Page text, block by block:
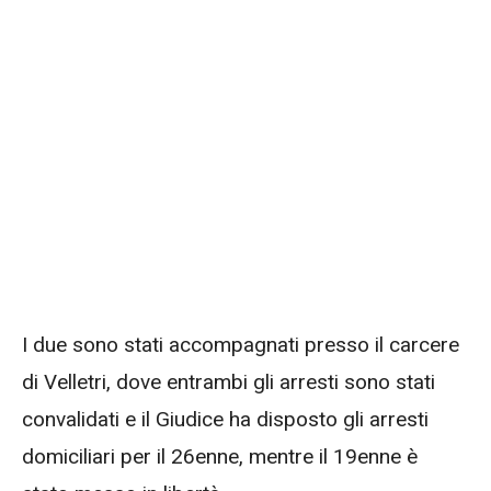
I due sono stati accompagnati presso il carcere
di Velletri, dove entrambi gli arresti sono stati
convalidati e il Giudice ha disposto gli arresti
domiciliari per il 26enne, mentre il 19enne è